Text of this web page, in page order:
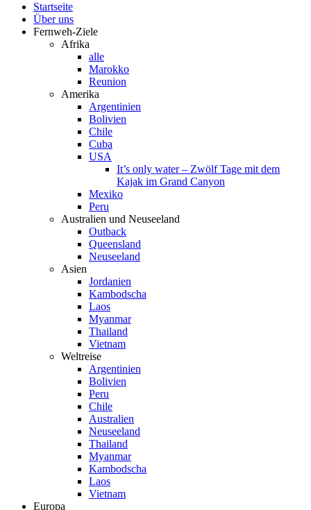
Startseite
Über uns
Fernweh-Ziele
Afrika
alle
Marokko
Reunion
Amerika
Argentinien
Bolivien
Chile
Cuba
USA
It’s only water – Zwölf Tage mit dem
Kajak im Grand Canyon
Mexiko
Peru
Australien und Neuseeland
Outback
Queensland
Neuseeland
Asien
Jordanien
Kambodscha
Laos
Myanmar
Thailand
Vietnam
Weltreise
Argentinien
Bolivien
Peru
Chile
Australien
Neuseeland
Thailand
Myanmar
Kambodscha
Laos
Vietnam
Europa